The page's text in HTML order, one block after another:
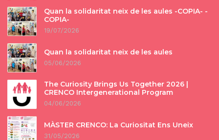
Quan la solidaritat neix de les aules -COPIA- -
COPIA-
19/07/2026
Quan la solidaritat neix de les aules
05/06/2026
The Curiosity Brings Us Together 2026 |
CRENCO Intergenerational Program
04/06/2026
MÀSTER CRENCO: La Curiositat Ens Uneix
31/05/2026